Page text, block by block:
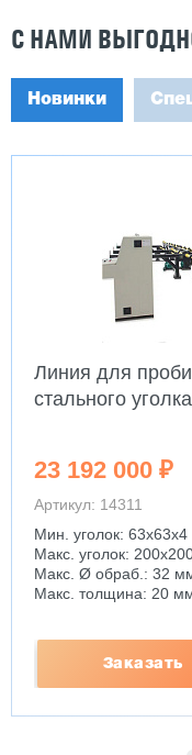
С НАМИ
Новинки
Линия для
стального
23 192 000 ₽
Артикул: 14311
Мин. уголок:
Макс. уголок:
Макс. Ø обраб.: 32
Макс. толщина: 20
Заказать